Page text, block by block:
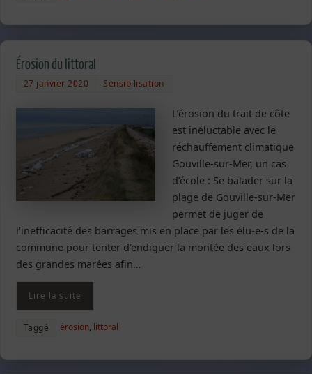
Érosion du littoral
27 janvier 2020 Sensibilisation
L’érosion du trait de côte
est inéluctable avec le
réchauffement climatique
Gouville-sur-Mer, un cas
d’école : Se balader sur la
plage de Gouville-sur-Mer
permet de juger de
l’inefficacité des barrages mis en place par les élu-e-s de la
commune pour tenter d’endiguer la montée des eaux lors
des grandes marées afin…
Lire la suite
Taggé érosion, littoral